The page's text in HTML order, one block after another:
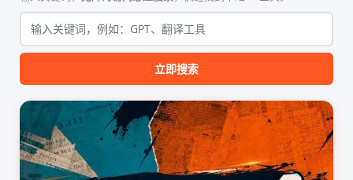
该工具集以智能体插...
无需安装...
立即搜索